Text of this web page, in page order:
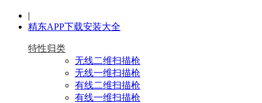
|
精东APP下载安装大全
特性归类
无线二维扫描枪
无线一维扫描枪
有线二维扫描枪
有线一维扫描枪